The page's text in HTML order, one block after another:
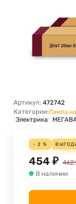
Артикул: 472742
Категории:Лампа
Электрика
- 2 %
454 ₽
В наличии